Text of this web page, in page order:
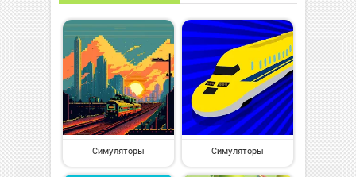
Симуляторы Симуляторы